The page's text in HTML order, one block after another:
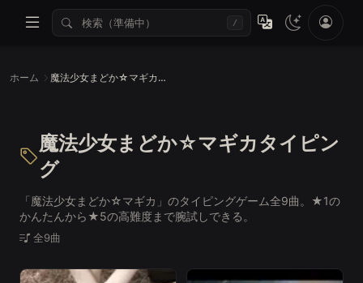
/
ホーム 魔法少女まどか☆マギカタイピング
魔法少女まどか☆マギカタイピン
グ
「魔法少女まどか☆マギカ」のタイピングゲーム全9曲。★1の
かんたんから★5の高難度まで腕試しできる。
全9曲